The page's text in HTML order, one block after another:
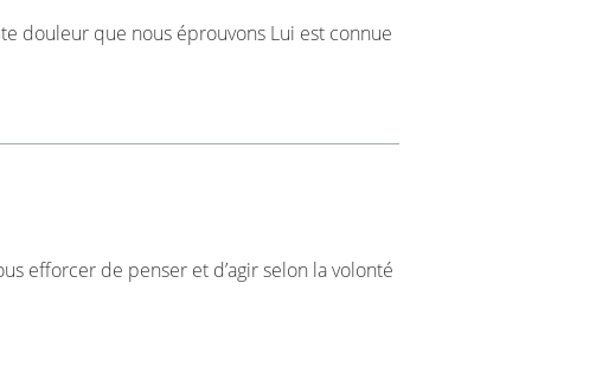
douleur que nous éprouvons Lui est connue
efforcer de penser et d’agir selon la volonté